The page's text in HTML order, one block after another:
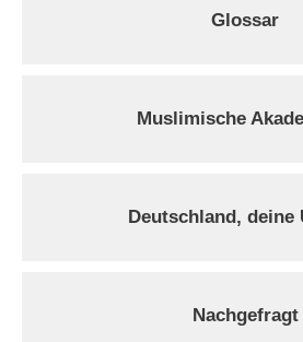
Glossar
Muslimische
Deutschland, deine
Nachgefragt